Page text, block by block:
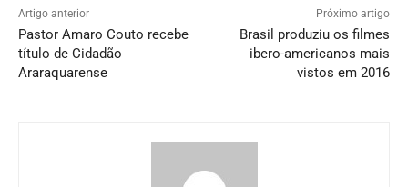
Artigo anterior
Pastor Amaro Couto recebe
título de Cidadão
Araraquarense
Próximo artigo
Brasil produziu os filmes
ibero-americanos mais
vistos em 2016